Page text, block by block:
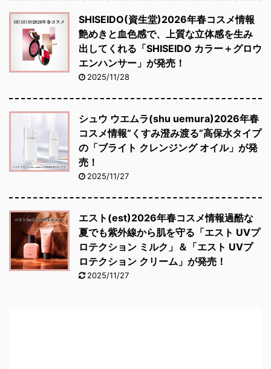
SHISEIDO(資生堂)2026年春コスメ情報
艶めきと血色感で、上質な立体感を生み
出してくれる「SHISEIDO カラー＋グロウ
エンハンサー」が発売！
2025/11/28
シュウ ウエムラ(shu uemura)2026年春
コスメ情報“くすみ澄み渡る”高保水タイプ
の「ブライト クレンジング オイル」が発
売！
2025/11/27
エスト(est)2026年春コスメ情報過酷な
夏でも紫外線から肌を守る「エスト UVプ
ロテクション ミルク」＆「エスト UVプ
ロテクション クリーム」が発売！
2025/11/27